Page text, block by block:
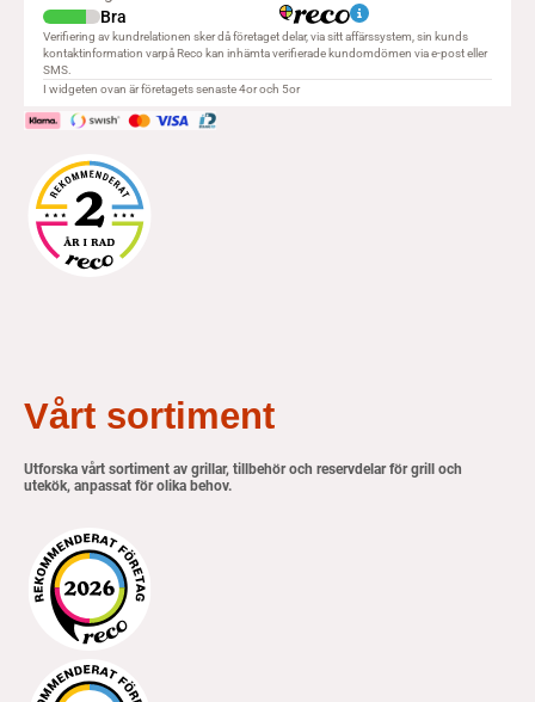
Vårt sortiment
Utforska vårt sortiment av grillar, tillbehör och reservdelar för grill och
utekök, anpassat för olika behov.